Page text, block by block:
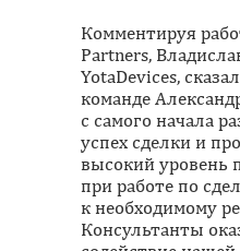
Комментируя
Partners,
YotaDevices,
команде
с самого начала
успех сделки и
высокий уровень
при работе по
к необходимому
Консультанты